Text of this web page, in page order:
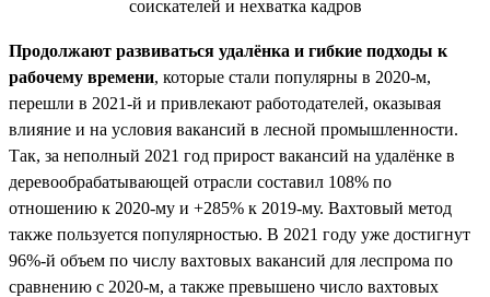
Продолжают развиваться удалёнка и гибкие подходы к
рабочему времени, которые стали популярны в 2020-м,
перешли в 2021-й и привлекают работодателей, оказывая
влияние и на условия вакансий в лесной промышленности.
Так, за неполный 2021 год прирост вакансий на удалёнке в
деревообрабатывающей отрасли составил 108% по
отношению к 2020-му и +285% к 2019-му. Вахтовый метод
также пользуется популярностью. В 2021 году уже достигнут
96%-й объем по числу вахтовых вакансий для леспрома по
сравнению с 2020-м, а также превышено число вахтовых